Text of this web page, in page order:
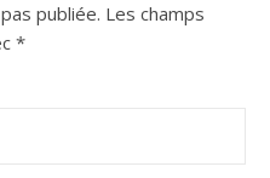
publiée. Les champs
*